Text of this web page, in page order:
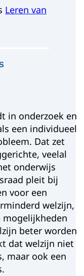
Leren van
in onderzoek en
een individueel
Dat zet
veelal
onderwijs
pleit bij
voor een
welzijn,
mogelijkheden
beter worden
dat welzijn niet
maar ook een